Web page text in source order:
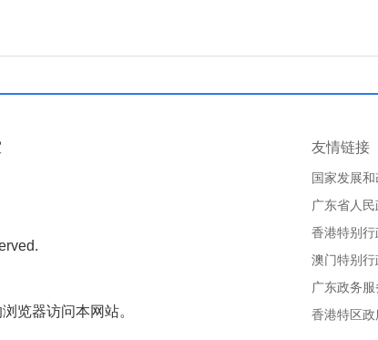
览器访问本网站。
友情链接
国家发展
广东省人
香港特别
澳门特别
广东政务服
香港特区政